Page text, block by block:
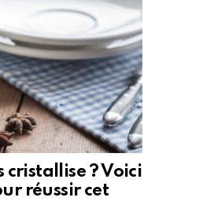
cristallise ? Voici
réussir cet